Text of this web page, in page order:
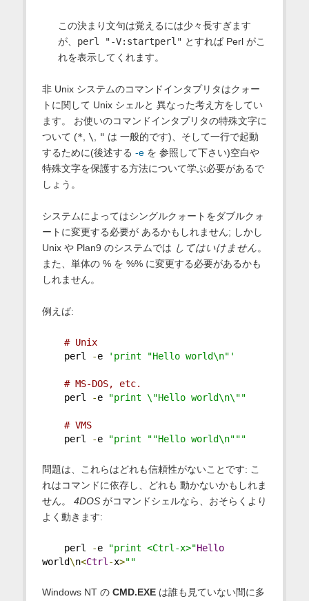
この決まり文句は覚えるには少々長すぎます
が、 perl "-V:startperl" とすれば Perl がこ
れを表示してくれます。
非 Unix システムのコマンドインタプリタはクォー
トに関して Unix シェルと 異なった考え方をしてい
ます。 お使いのコマンドインタプリタの特殊文字に
ついて (* \ " は 一般的です)、そして一行で起動
するために(後述する -eを 参照して下さい)空白や
特殊文字を保護する方法について学ぶ必要があるで
しょう。
システムによってはシングルクォートをダブルクォ
ートに変更する必要が あるかもしれません; しかし
Unix や Plan9 のシステムでは してはいけません。
また、単体の % を %% に変更する必要があるかも
しれません。
例えば:
# Unix
perl
-e 'print "Hello world\n"'
# MS-DOS, etc.
perl
-e "print \"Hello world\n\""
# VMS
perl
-e "print ""Hello world\n"""
問題は、これらはどれも信頼性がないことです: こ
れはコマンドに依存し、どれも 動かないかもしれま
せん。 4DOSがコマンドシェルなら、おそらくより
よく動きます:
perl -e "print <Ctrl-x>"Hello
world\n<Ctrl -x>""
Windows NT の CMD.EXEは誰も見ていない間に多